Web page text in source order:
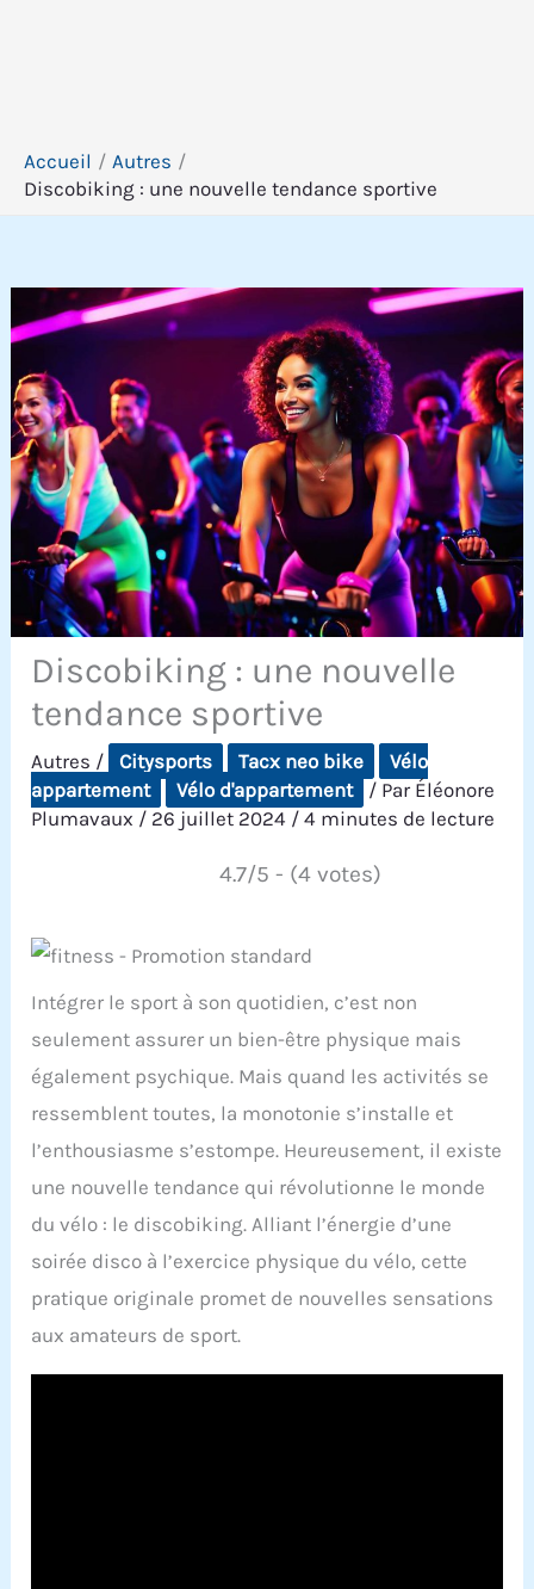
Accueil
Autres
Discobiking : une nouvelle tendance sportive
Discobiking : une nouvelle
tendance sportive
Autres / Citysports Tacx neo bike
Vélo
appartement
Vélo d'appartement / Par Éléonore
Plumavaux / 26 juillet 2024 /4 minutes de lecture
4.7/5 - (4 votes)
Intégrer le sport à son quotidien, c’est non
seulement assurer un bien-être physique mais
également psychique. Mais quand les activités se
ressemblent toutes, la monotonie s’installe et
l’enthousiasme s’estompe. Heureusement, il existe
une nouvelle tendance qui révolutionne le monde
du vélo : le discobiking. Alliant l’énergie d’une
soirée disco à l’exercice physique du vélo, cette
pratique originale promet de nouvelles sensations
aux amateurs de sport.